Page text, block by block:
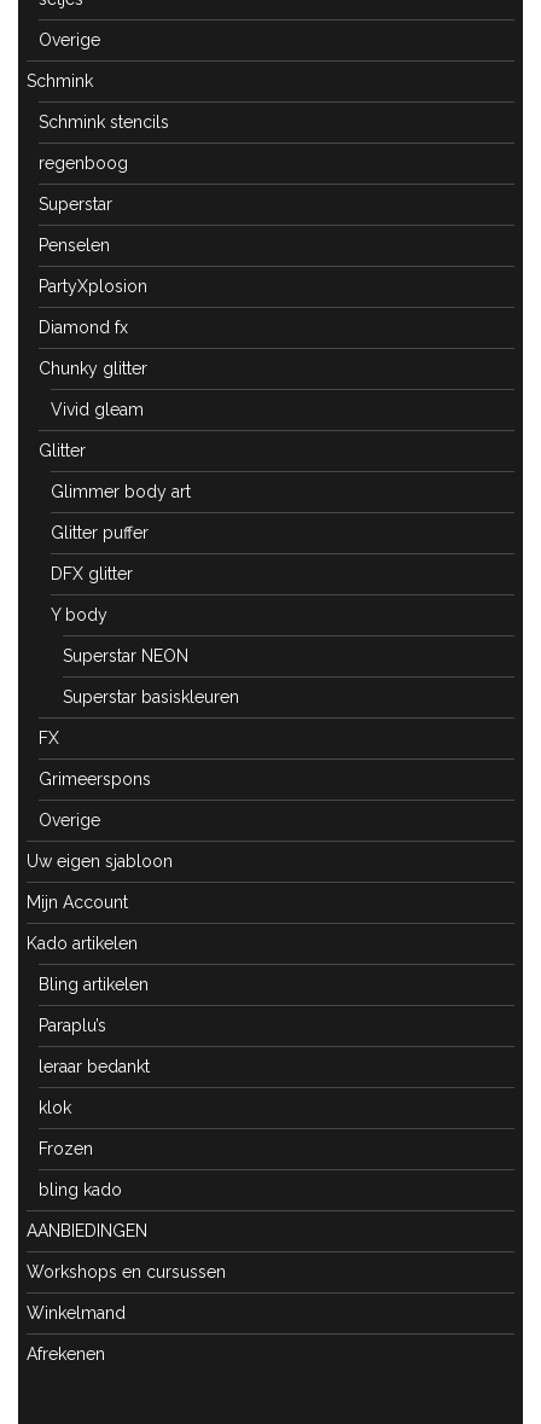
Overige
Schmink
Schmink stencils
regenboog
Superstar
Penselen
PartyXplosion
Diamond fx
Chunky glitter
Vivid gleam
Glitter
Glimmer body art
Glitter puffer
DFX glitter
Y body
Superstar NEON
Superstar basiskleuren
FX
Grimeerspons
Overige
Uw eigen sjabloon
Mijn Account
Kado artikelen
Bling artikelen
Paraplu’s
leraar bedankt
klok
Frozen
bling kado
AANBIEDINGEN
Workshops en cursussen
Winkelmand
Afrekenen